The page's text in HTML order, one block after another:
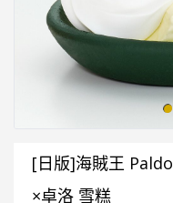
[日版]海賊王
×卓洛 雪糕